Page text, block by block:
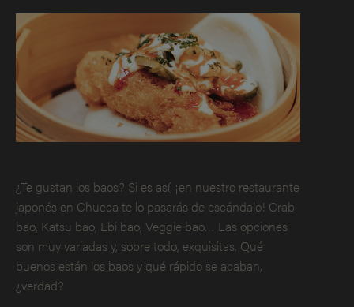
¿Te gustan los baos? Si es así, ¡en nuestro restaurante
japonés en Chueca te lo pasarás de escándalo! Crab
bao, Katsu bao, Ebi bao, Veggie bao… Las opciones
son muy variadas y, sobre todo, exquisitas. Qué
buenos están los baos y qué rápido se acaban,
¿verdad?